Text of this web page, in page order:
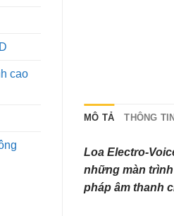
cao
MÔ TẢ THÔNG
Loa Electro-
những màn
pháp âm thanh